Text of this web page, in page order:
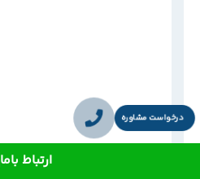
درخواست مشاوره
ارتباط باما